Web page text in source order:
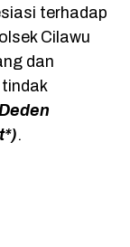
terhadap
Cilawu
dan
.